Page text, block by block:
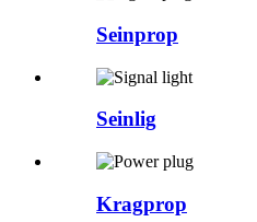
Seinprop
Seinlig
Kragprop